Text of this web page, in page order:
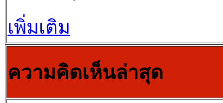
เพิ่มเติม
ความคิดเห็นล่าสุด